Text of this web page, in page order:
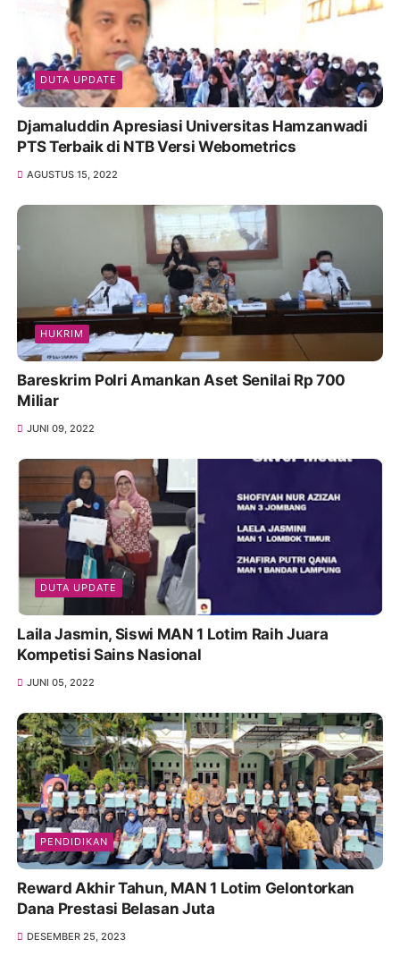
DUTA UPDATE
Djamaluddin Apresiasi Universitas Hamzanwadi
PTS Terbaik di NTB Versi Webometrics
AGUSTUS 15, 2022
HUKRIM
Bareskrim Polri Amankan Aset Senilai Rp 700
Miliar
JUNI 09, 2022
DUTA UPDATE
Laila Jasmin, Siswi MAN 1 Lotim Raih Juara
Kompetisi Sains Nasional
JUNI 05, 2022
PENDIDIKAN
Reward Akhir Tahun, MAN 1 Lotim Gelontorkan
Dana Prestasi Belasan Juta
DESEMBER 25, 2023